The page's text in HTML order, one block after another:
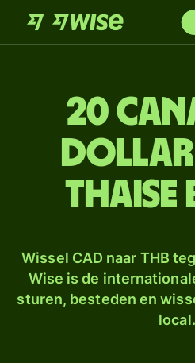
20
Thaise
Wissel CAD naar THB
Wise is de
sturen, besteden en
local.